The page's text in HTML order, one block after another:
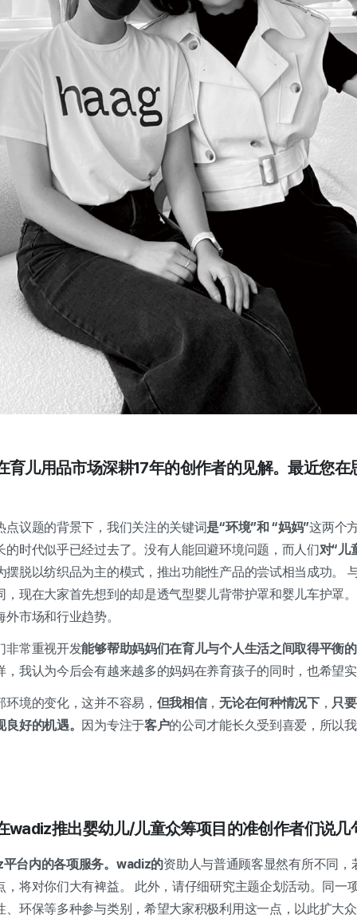
育儿用品市场深耕17年的创作者的见解。最近您
点议题的背景下，我们关注的关键词是“环境”和 “妈妈”这两个
的时代似乎已经过去了。没有人能回避环境问题，而人们对“儿
摆脱以纺织品为主的模式，推出功能性产品的尝试相当成功。
，现在大家首先想到的却是透气型婴儿背带护罩和婴儿车护罩
市场和行业趋势。
非常重视开发能够帮助妈妈们在育儿与个人生活之间取得平衡
，我认为今后会有越来越多的妈妈在养育孩子的同时，也希望
境的变化，这并不容易， 但我相信，无论在何种情况下， 只
好的机遇。 因为专注于客户的公司才能长久受到喜爱，所以
wadiz推出婴幼儿/儿童众筹项目的准创作者们说几
台内的各项服务。wadiz的资助人与普通顾客显然有所不同，
，将对你们大有裨益。 此外，请仔细研究主题企划活动。同一
、环保等多种参与类别，希望大家积极利用这一点，以此扩大